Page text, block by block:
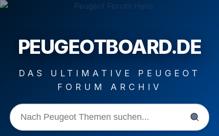
PEUGEOTBOARD.DE
DAS ULTIMATIVE PEUGEOT
FORUM ARCHIV